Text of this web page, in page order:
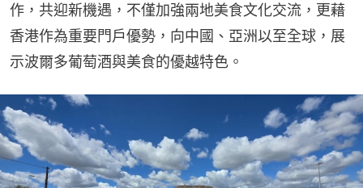
作，共迎新機遇，不僅加強兩地美食文化交流，更藉
香港作為重要門戶優勢，向中國、亞洲以至全球，展
示波爾多葡萄酒與美食的優越特色。